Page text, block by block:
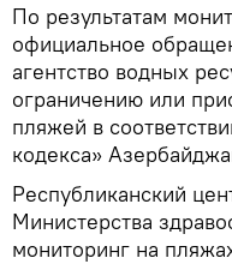
По результатам
официальное
агентство водных
ограничению или
пляжей в
кодекса»
Республиканский
Министерства
мониторинг на